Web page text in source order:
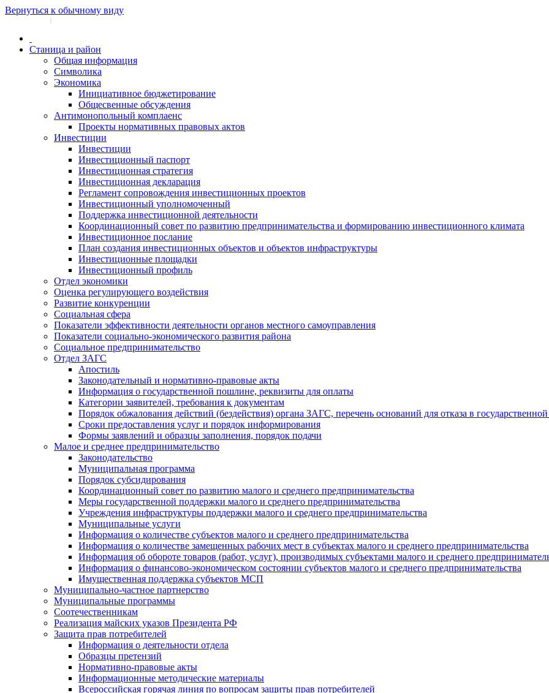
Вернуться к обычному виду
|
Станица и район
Общая информация
Символика
Экономика
Инициативное бюджетирование
Общесвенные обсуждения
Антимонопольный комплаенс
Проекты нормативных правовых актов
Инвестиции
Инвестиции
Инвестиционный паспорт
Инвестиционная стратегия
Инвестиционная декларация
Регламент сопровождения инвестиционных проектов
Инвестиционный уполномоченный
Поддержка инвестиционной деятельности
Координационный совет по развитию предпринимательства и формированию инвестиционного климата
Инвестиционное послание
План создания инвестиционных объектов и объектов инфраструктуры
Инвестиционные площадки
Инвестиционный профиль
Отдел экономики
Оценка регулирующего воздействия
Развитие конкуренции
Социальная сфера
Показатели эффективности деятельности органов местного самоуправления
Показатели социально-экономического развития района
Социальное предпринимательство
Отдел ЗАГС
Апостиль
Законодательный и нормативно-правовые акты
Информация о государственной пошлине, реквизиты для оплаты
Категории заявителей, требования к документам
Порядок обжалования действий (бездействия) органа ЗАГС, перечень оснований для отказа в
Сроки предоставления услуг и порядок информирования
Формы заявлений и образцы заполнения, порядок подачи
Малое и среднее предпринимательство
Законодательство
Муниципальная программа
Порядок субсидирования
Координационный совет по развитию малого и среднего предпринимательства
Меры государственной поддержки малого и среднего предпринимательства
Учреждения инфраструктуры поддержки малого и среднего предпринимательства
Муниципальные услуги
Информация о количестве субъектов малого и среднего предпринимательства
Информация о количестве замещенных рабочих мест в субъектах малого и среднего предпринимательства
Информация об обороте товаров (работ, услуг), производимых субъектами малого и среднего
Информация о финансово-экономическом состоянии субъектов малого и среднего предпринимательства
Имущественная поддержка субъектов МСП
Муниципально-частное партнерство
Муниципальные программы
Соотечественникам
Реализация майских указов Президента РФ
Защита прав потребителей
Информация о деятельности отдела
Образцы претензий
Нормативно-правовые акты
Информационные методические материалы
Всероссийская горячая линия по вопросам защиты прав потребителей